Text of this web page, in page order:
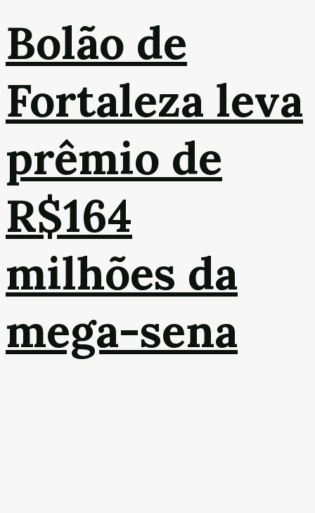
Bolão de
Fortaleza leva
prêmio de
R$164
milhões da
mega-sena